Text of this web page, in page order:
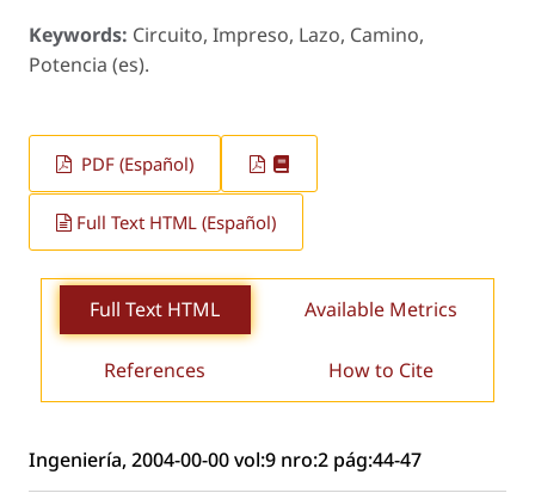
Keywords: Circuito, Impreso, Lazo, Camino,
Potencia (es).
PDF (Español)
Full Text HTML (Español)
Full Text HTML Available Metrics
References How to Cite
Ingeniería, 2004-00-00 vol:9 nro:2 pág:44-47